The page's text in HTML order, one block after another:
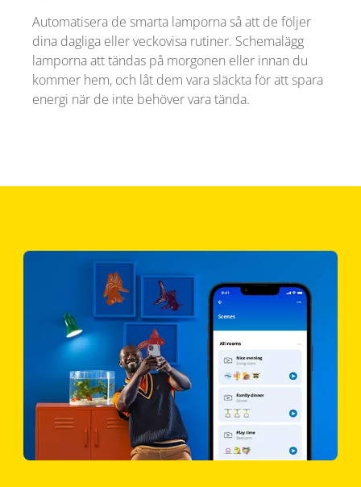
Automatisera de smarta lamporna så att de följer
dina dagliga eller veckovisa rutiner. Schemalägg
lamporna att tändas på morgonen eller innan du
kommer hem, och låt dem vara släckta för att spara
energi när de inte behöver vara tända.